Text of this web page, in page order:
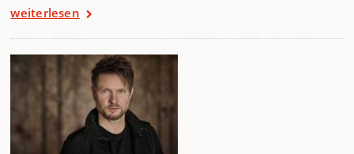
weiterlesen